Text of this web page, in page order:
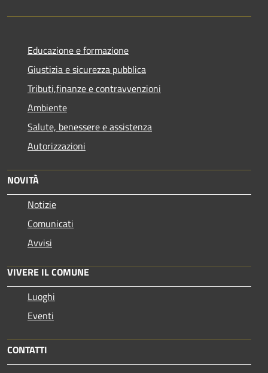
Educazione e formazione
Giustizia e sicurezza pubblica
Tributi,finanze e contravvenzioni
Ambiente
Salute, benessere e assistenza
Autorizzazioni
NOVITÀ
Notizie
Comunicati
Avvisi
VIVERE IL COMUNE
Luoghi
Eventi
CONTATTI